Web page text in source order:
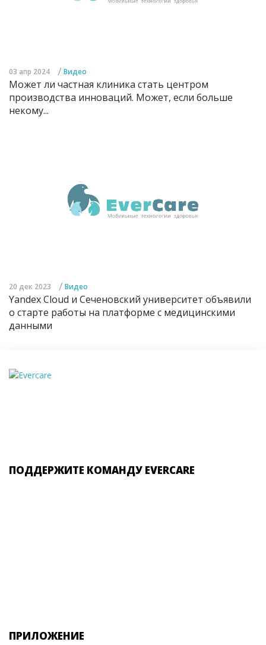
03 апр 2024 / Видео
Может ли частная клиника стать центром
производства инноваций. Может, если больше
некому...
20 дек 2023 / Видео
Yandex Cloud и Сеченовский университет объявили
о старте работы на платформе с медицинскими
данными
ПОДДЕРЖИТЕ КОМАНДУ EVERCARE
ПРИЛОЖЕНИЕ